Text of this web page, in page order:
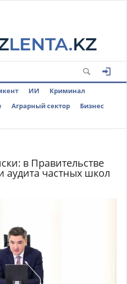
ИИ
Криминал
Аграрный сектор
Бизнес
в Правительстве
аудита частных школ